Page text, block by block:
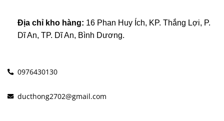
Địa chỉ kho hàng: 16 Phan Huy Ích, KP. Thắng Lợi, P.
Dĩ An, TP. Dĩ An, Bình Dương.
0976430130
ducthong2702@gmail.com